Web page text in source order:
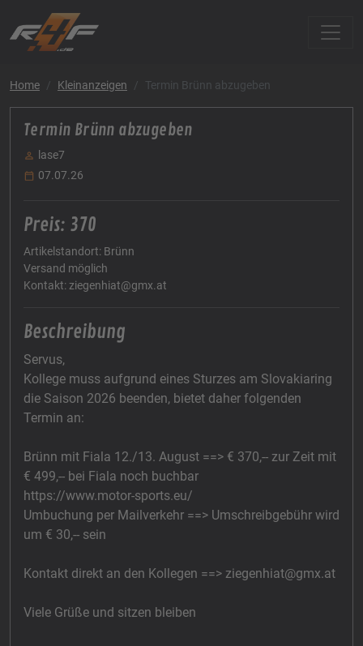
Home Kleinanzeigen Termin Brünn abzugeben
Termin Brünn abzugeben
lase7
07.07.26
Preis: 370
Artikelstandort: Brünn
Versand möglich
Kontakt: ziegenhiat@gmx.at
Beschreibung
Servus,
Kollege muss aufgrund eines Sturzes am Slovakiaring
die Saison 2026 beenden, bietet daher folgenden
Termin an:
Brünn mit Fiala 12./13. August ==> € 370,-- zur Zeit mit
€ 499,-- bei Fiala noch buchbar
https://www.motor-sports.eu/
Umbuchung per Mailverkehr ==> Umschreibgebühr wird
um € 30,-- sein
Kontakt direkt an den Kollegen ==> ziegenhiat@gmx.at
Viele Grüße und sitzen bleiben